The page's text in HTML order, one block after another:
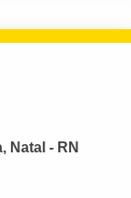
Natal - RN